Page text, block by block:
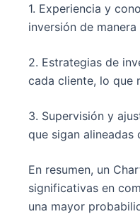
1. Experiencia y
inversión de
2. Estrategias de
cada cliente, lo que
3. Supervisión y
que sigan
En resumen, un
significativas en
una mayor